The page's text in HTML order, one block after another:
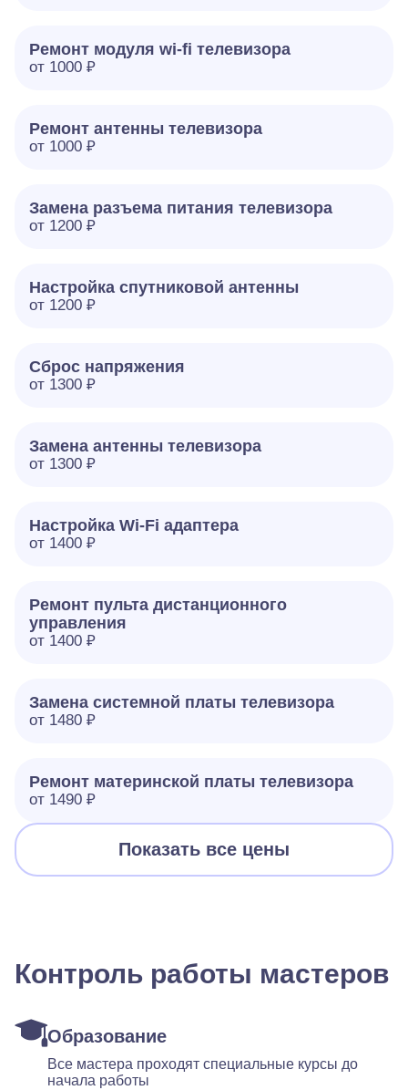
Ремонт модуля wi-fi телевизора
от 1000 ₽
Ремонт антенны телевизора
от 1000 ₽
Замена разъема питания телевизора
от 1200 ₽
Настройка спутниковой антенны
от 1200 ₽
Сброс напряжения
от 1300 ₽
Замена антенны телевизора
от 1300 ₽
Настройка Wi-Fi адаптера
от 1400 ₽
Ремонт пульта дистанционного
управления
от 1400 ₽
Замена системной платы телевизора
от 1480 ₽
Ремонт материнской платы телевизора
от 1490 ₽
Показать все цены
Контроль работы мастеров
Образование
Все мастера проходят специальные курсы до
начала работы